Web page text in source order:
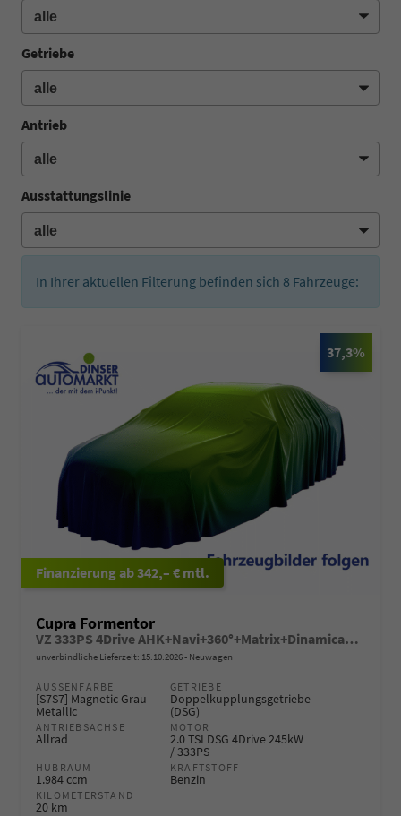
Getriebe
Antrieb
Ausstattungslinie
In Ihrer aktuellen Filterung befinden sich 8 Fahrzeuge:
37,3%
ab 342,– € mtl.
Cupra Formentor
VZ 333PS 4Drive AHK+Navi+360°+Matrix+Dinamica+GV5+Parklenk+Alarm+Keyless
unverbindliche Lieferzeit: 15.10.2026 Neuwagen
AUSSENFARBE
[S7S7] Magnetic Grau
Metallic
GETRIEBE
Doppelkupplungsgetriebe
(DSG)
ANTRIEBSACHSE
Allrad
MOTOR
2.0 TSI DSG 4Drive 245kW
/ 333PS
HUBRAUM
1.984 ccm
KRAFTSTOFF
Benzin
KILOMETERSTAND
20 km